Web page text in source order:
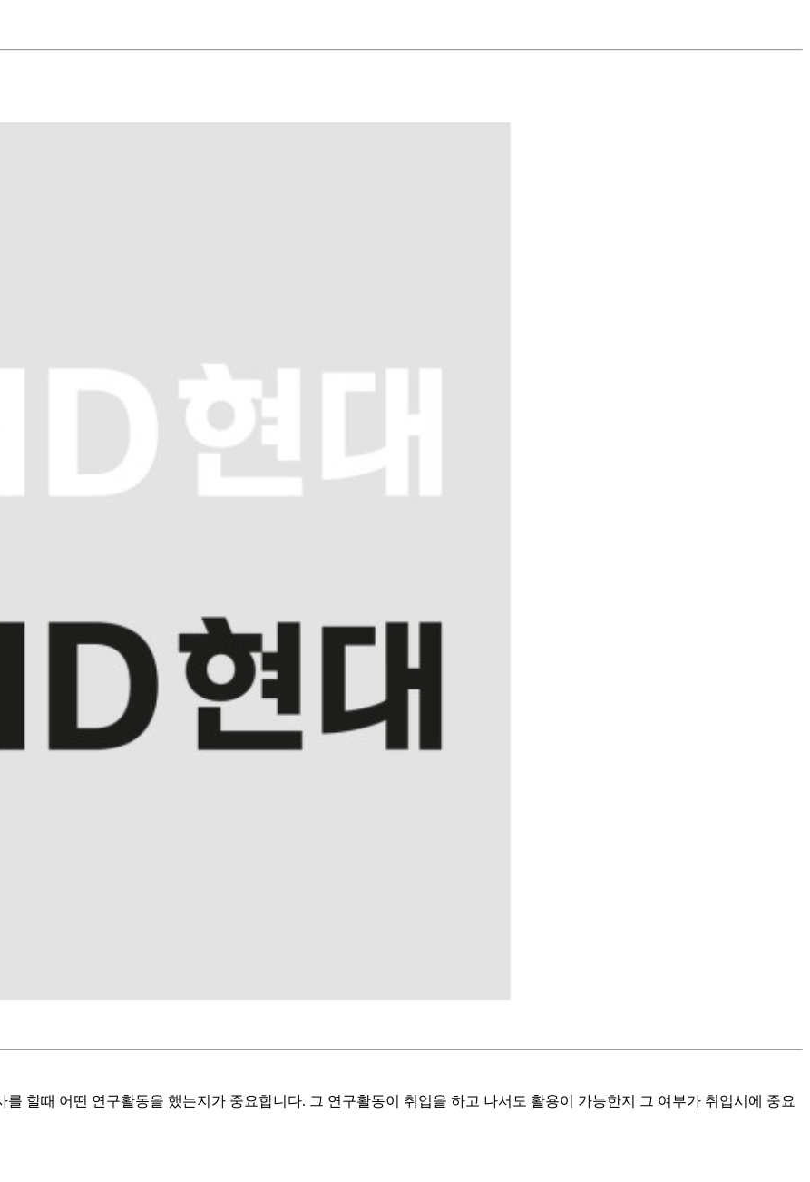
할때 어떤 연구활동을 했는지가 중요합니다. 그 연구활동이 취업을 하고 나서도 활용이 가능한지 그 여부가 취업시에 중요